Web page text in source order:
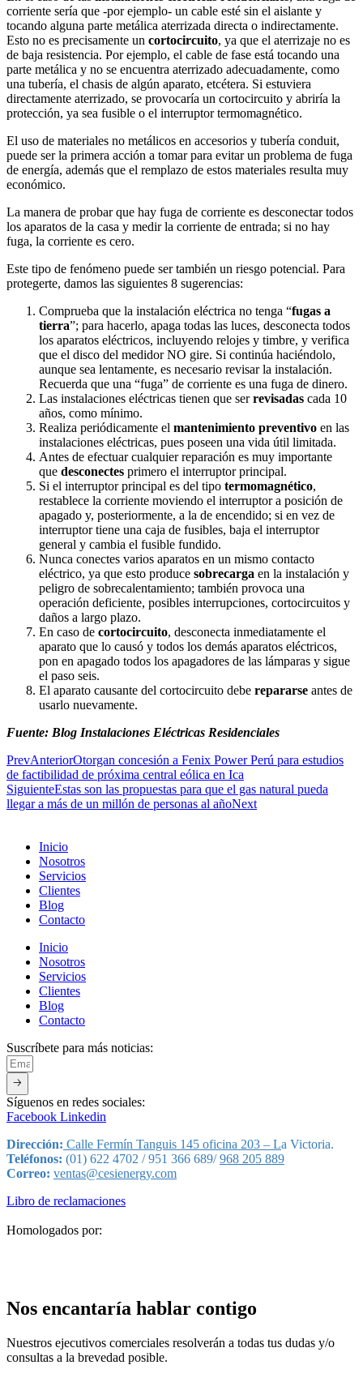
corriente sería que -por ejemplo- un cable esté sin el aislante y
tocando alguna parte metálica aterrizada directa o indirectamente.
Esto no es precisamente un cortocircuito, ya que el aterrizaje no es
de baja resistencia. Por ejemplo, el cable de fase está tocando una
parte metálica y no se encuentra aterrizado adecuadamente, como
una tubería, el chasis de algún aparato, etcétera. Si estuviera
directamente aterrizado, se provocaría un cortocircuito y abriría la
protección, ya sea fusible o el interruptor termomagnético.
El uso de materiales no metálicos en accesorios y tubería conduit,
puede ser la primera acción a tomar para evitar un problema de fuga
de energía, además que el remplazo de estos materiales resulta muy
económico.
La manera de probar que hay fuga de corriente es desconectar todos
los aparatos de la casa y medir la corriente de entrada; si no hay
fuga, la corriente es cero.
Este tipo de fenómeno puede ser también un riesgo potencial. Para
protegerte, damos las siguientes 8 sugerencias:
Comprueba que la instalación eléctrica no tenga “fugas a
tierra”; para hacerlo, apaga todas las luces, desconecta todos
los aparatos eléctricos, incluyendo relojes y timbre, y verifica
que el disco del medidor NO gire. Si continúa haciéndolo,
aunque sea lentamente, es necesario revisar la instalación.
Recuerda que una “fuga” de corriente es una fuga de dinero.
Las instalaciones eléctricas tienen que serrevisadas cada 10
años, como mínimo.
Realiza periódicamente el mantenimiento preventivo en las
instalaciones eléctricas, pues poseen una vida útil limitada.
Antes de efectuar cualquier reparación es muy importante
que desconectes primero el interruptor principal.
Si el interruptor principal es del tipo termomagnético,
restablece la corriente moviendo el interruptor a posición de
apagado y, posteriormente, a la de encendido; si en vez de
interruptor tiene una caja de fusibles, baja el interruptor
general y cambia el fusible fundido.
Nunca conectes varios aparatos en un mismo contacto
eléctrico, ya que esto produce sobrecarga en la instalación y
peligro de sobrecalentamiento; también provoca una
operación deficiente, posibles interrupciones, cortocircuitos y
daños a largo plazo.
En caso de cortocircuito, desconecta inmediatamente el
aparato que lo causó y todos los demás aparatos eléctricos,
pon en apagado todos los apagadores de las lámparas y sigue
el paso seis.
El aparato causante del cortocircuito debe repararse antes de
usarlo nuevamente.
Fuente: Blog Instalaciones Eléctricas Residenciales
PrevAnteriorOtorgan concesión a Fenix Power Perú para estudios
de factibilidad de próxima central eólica en Ica
SiguienteEstas son las propuestas para que el gas natural pueda
llegar a más de un millón de personas al añoNext
Inicio
Nosotros
Servicios
Clientes
Blog
Contacto
Inicio
Nosotros
Servicios
Clientes
Blog
Contacto
Suscríbete para más noticias:
🡢
Síguenos en redes sociales:
Facebook Linkedin
Dirección: Calle Fermín Tanguis 145 oficina 203 – La Victoria.
Teléfonos: (01) 622 4702 / 951 366 689/968 205 889
Correo: ventas@cesienergy.com
Libro de reclamaciones
Homologados por:
Nos encantaría hablar contigo
Nuestros ejecutivos comerciales resolverán a todas tus dudas y/o
consultas a la brevedad posible.